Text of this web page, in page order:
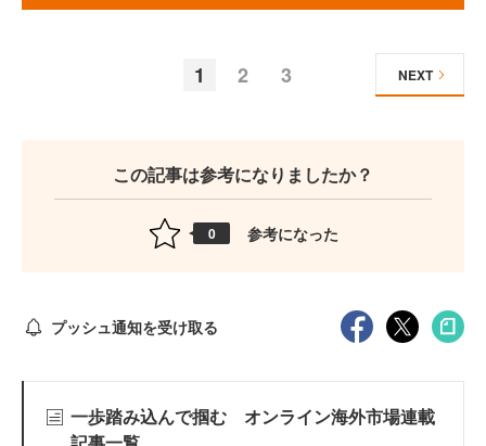
1 2 3 NEXT
この記事は参考になりましたか？
0 参考になった
プッシュ通知を受け取る
一歩踏み込んで掴む オンライン海外市場連載